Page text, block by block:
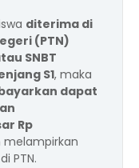
diterima di
(PTN)
SNBT
S1, maka
dapat
Rp
melampirkan
PTN.